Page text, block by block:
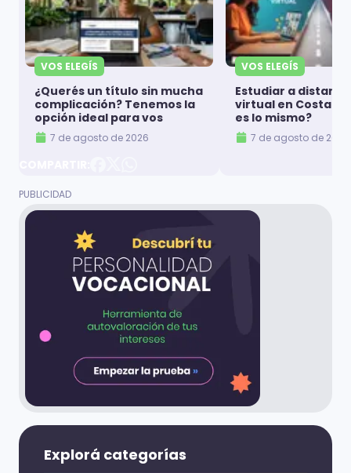
VOS ELEGÍS
¿Querés un título sin mucha
complicación? Tenemos la
opción ideal para vos
7 de agosto de 2026
VOS ELEGÍS
Estudiar a
virtual en Costa
es lo mismo?
7 de agosto de 2026
Explorá categorías